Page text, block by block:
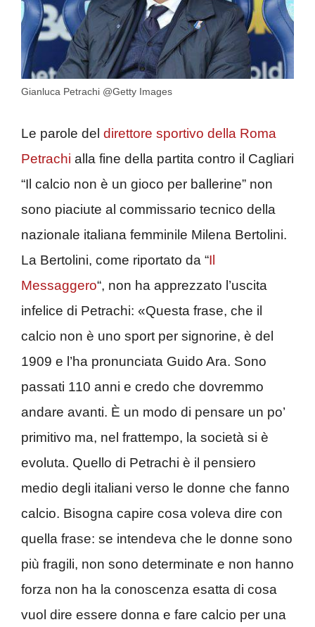
Gianluca Petrachi @Getty Images
Le parole del direttore sportivo della Roma
Petrachi alla fine della partita contro il Cagliari
“Il calcio non è un gioco per ballerine” non
sono piaciute al commissario tecnico della
nazionale italiana femminile Milena Bertolini.
La Bertolini, come riportato da “Il
Messaggero“, non ha apprezzato l’uscita
infelice di Petrachi: «Questa frase, che il
calcio non è uno sport per signorine, è del
1909 e l’ha pronunciata Guido Ara. Sono
passati 110 anni e credo che dovremmo
andare avanti. È un modo di pensare un po’
primitivo ma, nel frattempo, la società si è
evoluta. Quello di Petrachi è il pensiero
medio degli italiani verso le donne che fanno
calcio. Bisogna capire cosa voleva dire con
quella frase: se intendeva che le donne sono
più fragili, non sono determinate e non hanno
forza non ha la conoscenza esatta di cosa
vuol dire essere donna e fare calcio per una